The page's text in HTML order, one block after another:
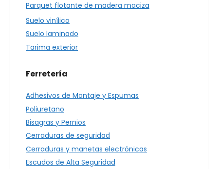
Parquet flotante de madera maciza
Suelo vinílico
Suelo laminado
Tarima exterior
Ferretería
Adhesivos de Montaje y Espumas
Poliuretano
Bisagras y Pernios
Cerraduras de seguridad
Cerraduras y manetas electrónicas
Escudos de Alta Seguridad